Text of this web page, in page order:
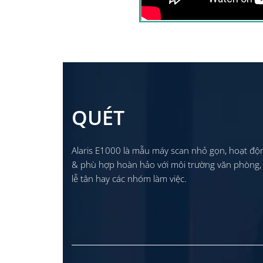
Kodak Alaris E1035
QUÉT
Alaris E1000 là mẫu máy scan nhỏ gọn, hoạt
& phù hợp hoàn hảo với môi trường văn
lễ tân hay các nhóm làm việc.